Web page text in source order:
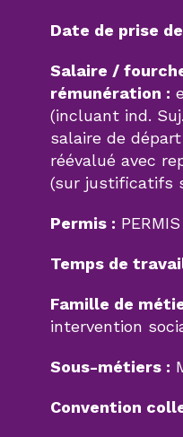
Date de prise
Salaire /
rémunération :
(incluant ind.
salaire de
réévalué avec
(sur justificatifs
Permis :
Temps de
Famille de
intervention
Sous-métiers :
Convention